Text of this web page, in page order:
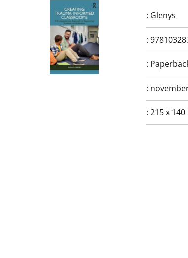
: Glenys
:
:
:
: 215 x 140